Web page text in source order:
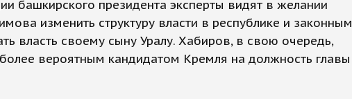
башкирского президента эксперты видят в желании
изменить структуру власти в республике и законным
власть своему сыну Уралу. Хабиров, в свою очередь,
вероятным кандидатом Кремля на должность главы